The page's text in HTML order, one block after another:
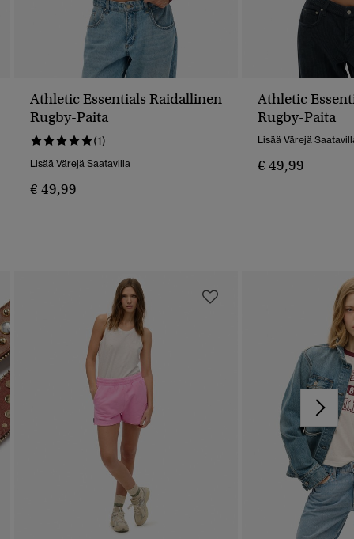
Athletic Essentials Raidallinen
Rugby-Paita
(1)
Lisää Värejä Saatavilla
€ 49,99
Athletic
Rugby-Paita
Lisää Värejä
€ 49,99